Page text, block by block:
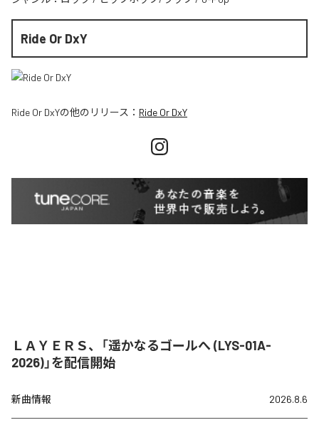
Ride Or DxY
Ride Or DxYの他のリリース： Ride Or DxY
ＬＡＹＥＲＳ、「遥かなるゴールへ (LYS-01A-
2026)」を配信開始
新曲情報 2026.8.6